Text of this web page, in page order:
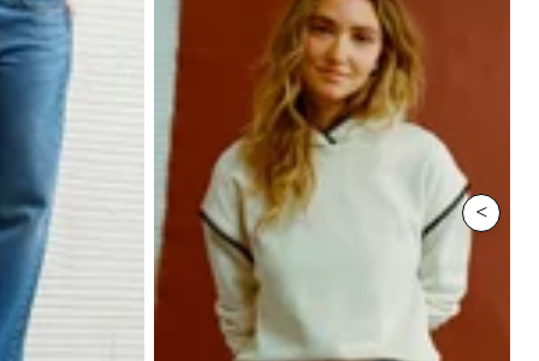
>